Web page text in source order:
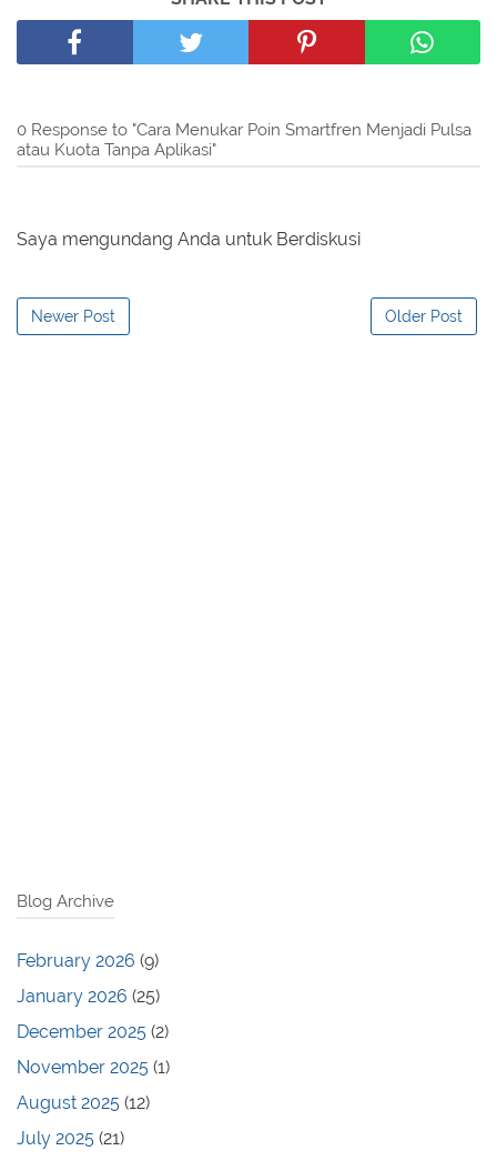
0 Response to "Cara Menukar Poin Smartfren Menjadi Pulsa
atau Kuota Tanpa Aplikasi"
Saya mengundang Anda untuk Berdiskusi
Newer Post Older Post
Blog Archive
February 2026 (9)
January 2026 (25)
December 2025 (2)
November 2025 (1)
August 2025 (12)
July 2025 (21)